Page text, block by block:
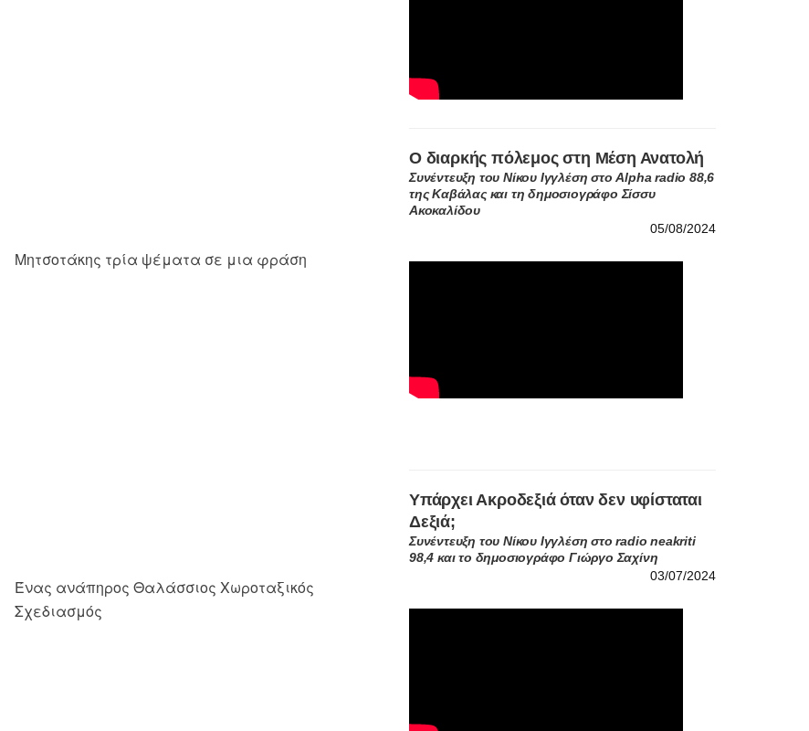
Ο διαρκής πόλεμος στη Μέση Ανατολή
Συνέντευξη του Νίκου Ιγγλέση στο Alpha radio 88,6
της Καβάλας και τη δημοσιογράφο Σίσσυ
Ακοκαλίδου
05/08/2024
Υπάρχει Ακροδεξιά όταν δεν υφίσταται
Δεξιά;
Συνέντευξη του Νίκου Ιγγλέση στο radio neakriti
98,4 και το δημοσιογράφο Γιώργο Σαχίνη
03/07/2024